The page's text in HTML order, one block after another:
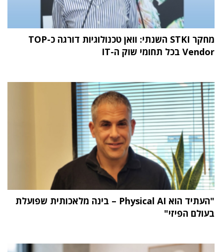
מחקר STKI השנתי: וואן טכנולוגיות דורגה כ-TOP
Vendor בכל תחומי שוק ה-IT
"העתיד הוא Physical AI – בינה מלאכותית שפועלת
בעולם הפיזי"